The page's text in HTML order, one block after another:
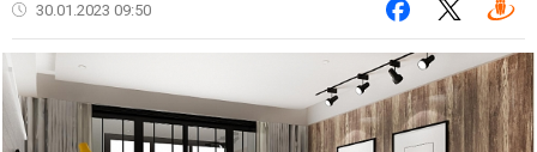
30.01.2023 09:50